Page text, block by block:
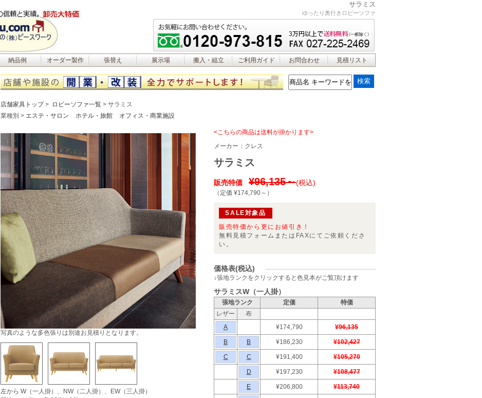
サラミス
ゆったり奥行きロビーソファ
納品例 オーダー製作 張替え 展示場 搬入・組立 ご利用ガイド お問合わせ 見積リスト
店舗家具トップ ロビーソファ一覧
サラミス
業種別
エステ・サロン ホテル・旅館 オフィス・商業施設
写真のような多色張りは別途お見積りとなります。
左から W（一人掛）、NW（二人掛）、EW（三人掛）
<こちらの商品は送料が掛かります>
メーカー： クレス
サラミス
販売特価 ¥96,135～(税込)
（定価 ¥174,790～ ）
SALE対象品
販売特価から更にお値引き！
無料見積フォームまたはFAXにてご依頼くださ
い。
価格表(税込)
↓張地ランクをクリックすると色見本がご覧頂けます
サラミスW（一人掛）
張地ランク 定価
特価
レザー
布
A
¥174,790 ¥96,135
B B ¥186,230 ¥102,427
C C ¥191,400 ¥105,270
D ¥197,230 ¥108,477
E ¥206,800 ¥113,740